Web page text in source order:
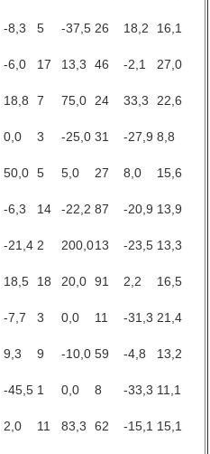
-8,3 5 -37,5 26 18,2 16,1
-6,0 17 13,3 46 -2,1 27,0
18,8 7 75,0 24 33,3 22,6
0,0 3 -25,0 31 -27,9 8,8
50,0 5 5,0 27 8,0 15,6
-6,3 14 -22,2 87 -20,9 13,9
-21,4 2 200,013 -23,5 13,3
18,5 18 20,0 91 2,2 16,5
-7,7 3 0,0 11 -31,3 21,4
9,3 9 -10,0 59 -4,8 13,2
-45,5 1 0,0 8 -33,3 11,1
2,0 11 83,3 62 -15,1 15,1